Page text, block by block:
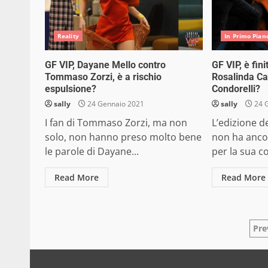
Reality
GF VIP, Dayane Mello contro
Tommaso Zorzi, è a rischio
espulsione?
sally 24 Gennaio 2021
I fan di Tommaso Zorzi, ma non
solo, non hanno preso molto bene
le parole di Dayane...
Read More
In Primo
GF VIP, è
Rosalinda
Condorelli?
sally 24
L’edizione
non ha
per la sua
Read More